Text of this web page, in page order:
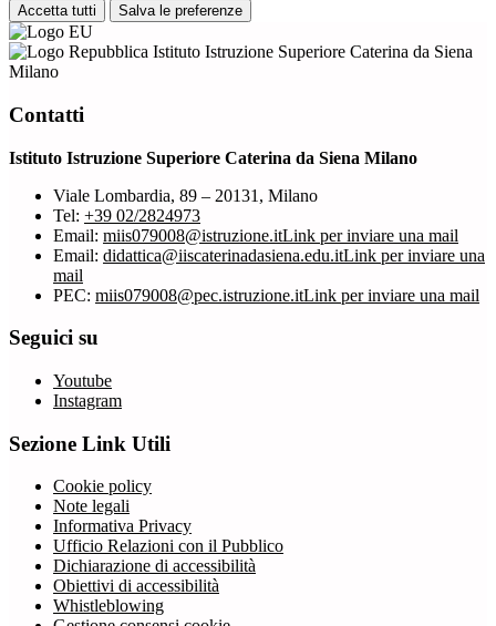
Accetta tutti Salva le preferenze
Istituto Istruzione Superiore Caterina da Siena
Milano
Contatti
Istituto Istruzione Superiore Caterina da Siena Milano
Viale Lombardia, 89 – 20131, Milano
Tel: +39 02/2824973
Email: miis079008@istruzione.itLink per inviare una mail
Email: didattica@iiscaterinadasiena.edu.itLink per inviare una
mail
PEC: miis079008@pec.istruzione.itLink per inviare una mail
Seguici su
Youtube
Instagram
Sezione Link Utili
Cookie policy
Note legali
Informativa Privacy
Ufficio Relazioni con il Pubblico
Dichiarazione di accessibilità
Obiettivi di accessibilità
Whistleblowing